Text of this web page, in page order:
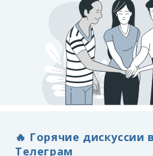
🔥 Горячие дискуссии
Телеграм